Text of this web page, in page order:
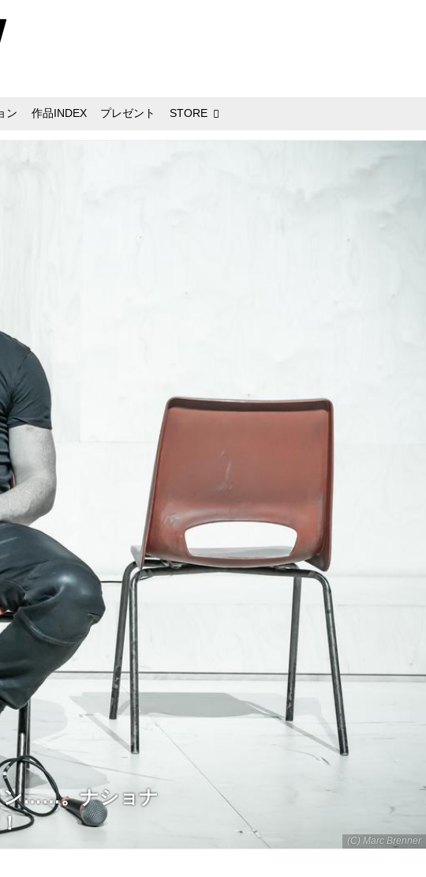
ン 作品INDEX プレゼント STORE
(C) Marc Brenner
ン……。ナショナ